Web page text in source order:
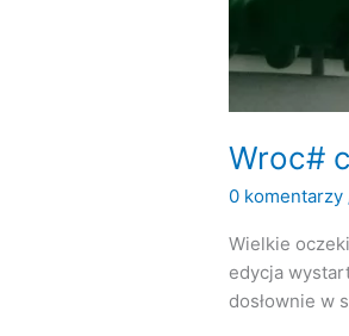
Wroc#
0 komentarzy
Wielkie
edycja
dosłownie w